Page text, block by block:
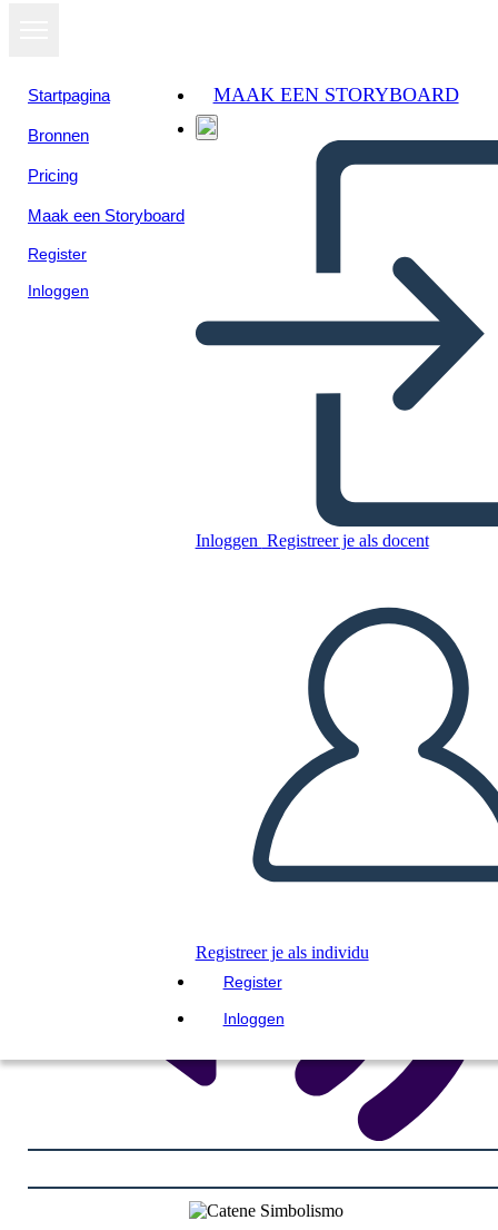
Startpagina
Bronnen
Pricing
Maak een Storyboard
Register
Inloggen
MAAK EEN STORYBOARD
Inloggen Registreer je als docent
Registreer je als individu
Register
Inloggen
DIAVOORSTELLING AFSPELEN
LEES MIJ VOOR